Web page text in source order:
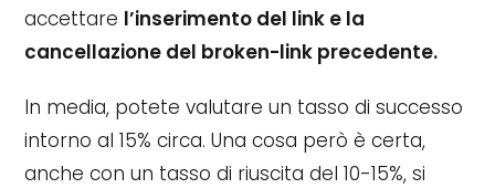
accettare l’inserimento del link e la
cancellazione del broken-link precedente.
In media, potete valutare un tasso di successo
intorno al 15% circa. Una cosa però è certa,
anche con un tasso di riuscita del 10-15%, si